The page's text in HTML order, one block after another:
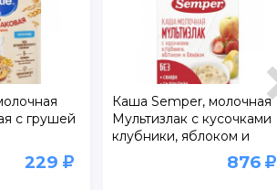
с грушей
BL
229
Каша Semper, молочная
Мультизлак с кусочками
клубники, яблоком и
876